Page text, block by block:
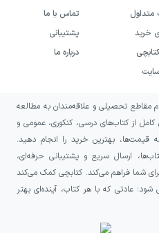
متداول
خرید
تماس با ما
پشتیبانی
درباره ما
مقاطع تحصیلی و علاقه‌مندان به مطالعه
از کتاب‌های درسی، کنکوری، عمومی و
قیمت‌ها، بهترین خرید را انجام دهید.
ارسال سریع و پشتیبانی حرفه‌ای،
شما فراهم می‌کند. کتابچی کمک می‌کند
عادتی که با هر کتاب، آینده‌ای بهتر